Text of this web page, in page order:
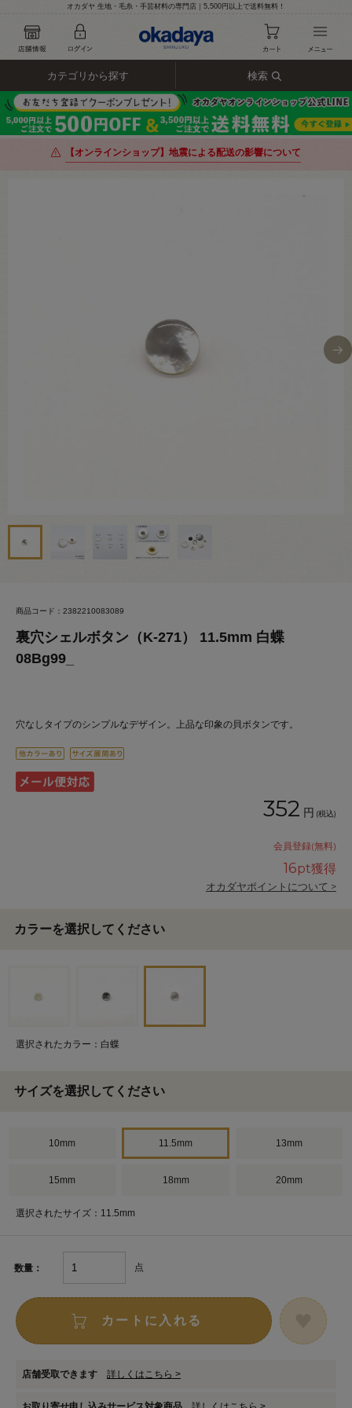
オカダヤ 生地・毛糸・手芸材料の専門店｜5,500円以上で送料無料！
カテゴリから探す 検索
【オンラインショップ】地震による配送の影響について
商品コード：2382210083089
裏穴シェルボタン（K-271） 11.5mm 白蝶
08Bg99_
穴なしタイプのシンプルなデザイン。上品な印象の貝ボタンです。
352 円 (税込)
会員登録(無料)
16pt獲得
オカダヤポイントについて >
カラーを選択してください
選択されたカラー：白蝶
サイズを選択してください
10mm 11.5mm 13mm
15mm 18mm 20mm
選択されたサイズ：11.5mm
数量： 点
カートに入れる
店舗受取できます 詳しくはこちら >